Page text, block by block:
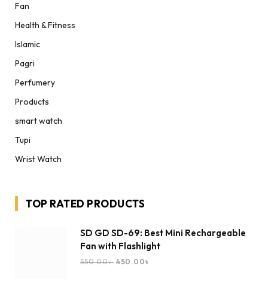
Fan
Health & Fitness
Islamic
Pagri
Perfumery
Products
smart watch
Tupi
Wrist Watch
TOP RATED PRODUCTS
SD GD SD-69: Best Mini Rechargeable
Fan with Flashlight
550.00৳ 450.00৳